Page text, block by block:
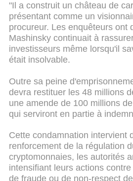
"Il a construit un château de
présentant comme un
procureur. Les enquêteurs ont
Mashinsky continuait à
investisseurs même lorsqu'il
était insolvable.
Outre sa peine
devra restituer les 48 millions
une amende de 100 millions
qui serviront en partie à
Cette condamnation intervient
renforcement de la régulation
cryptomonnaies, les autorités
intensifiant leurs actions
de fraude ou de non-respect